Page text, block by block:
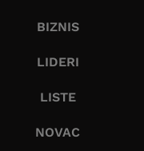
BIZNIS
LIDERI
LISTE
NOVAC